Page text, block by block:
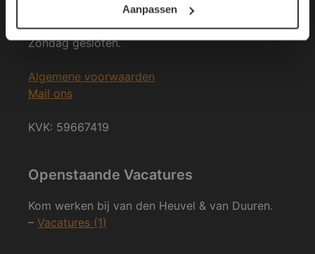
Aanpassen
Ma. t/m Zat: 8:30 tot 17:00
Zondag gesloten.
Algemene voorwaarden
Mail ons
KVK: 59667419
Openstaande Vacatures
Kom werken bij van den Heuvel & van Duuren.
– Vacatures (1)